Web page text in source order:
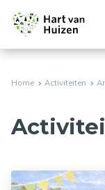
Home Activiteiten